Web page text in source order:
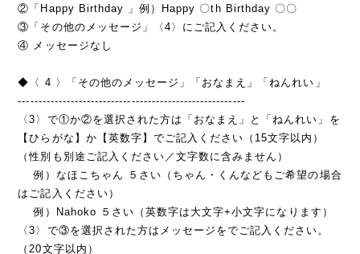
②「Happy Birthday 」例）Happy 〇th Birthday 〇〇
③「その他のメッセージ」〈4〉にご記入ください。
④ メッセージなし
◆〈 4 〉「その他のメッセージ」「おなまえ」「ねんれい」
--------------------------------------------------------
〈3〉で①か②を選択された方は「おなまえ」と「ねんれい」を
【ひらがな】か【英数字】でご記入ください（15文字以内）
（性別も別途ご記入ください／文字数に含みません）
例）なほこちゃん ５さい（ちゃん・くんなどもご希望の場合
はご記入ください）
例）Nahoko ５さい（英数字は大文字+小文字になります）
〈3〉で③を選択された方はメッセージをでご記入ください。
（20文字以内）